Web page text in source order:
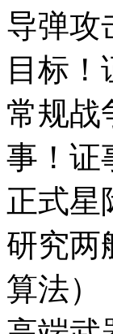
导弹攻
目标！
常规战
事！证
正式星
研究两
算法）